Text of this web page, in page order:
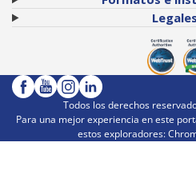
Legales
Todos los derechos
Para una mejor experiencia en este
estos exploradores: